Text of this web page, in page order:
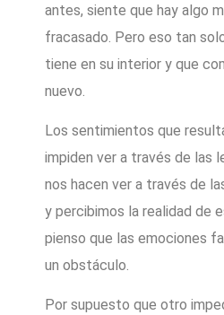
antes, siente que hay algo
fracasado. Pero eso tan
tiene en su interior y que
nuevo.
Los sentimientos que
impiden ver a través de las
nos hacen ver a través de
y percibimos la realidad de
pienso que las emociones
un obstáculo.
Por supuesto que otro